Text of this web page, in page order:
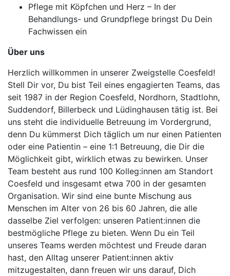
Pflege mit Köpfchen und Herz – In der
Behandlungs- und Grundpflege bringst Du Dein
Fachwissen ein
Über uns
Herzlich willkommen in unserer Zweigstelle Coesfeld!
Stell Dir vor, Du bist Teil eines engagierten Teams, das
seit 1987 in der Region Coesfeld, Nordhorn, Stadtlohn,
Suddendorf, Billerbeck und Lüdinghausen tätig ist. Bei
uns steht die individuelle Betreuung im Vordergrund,
denn Du kümmerst Dich täglich um nur einen Patienten
oder eine Patientin – eine 1:1 Betreuung, die Dir die
Möglichkeit gibt, wirklich etwas zu bewirken. Unser
Team besteht aus rund 100 Kolleg:innen am Standort
Coesfeld und insgesamt etwa 700 in der gesamten
Organisation. Wir sind eine bunte Mischung aus
Menschen im Alter von 26 bis 60 Jahren, die alle
dasselbe Ziel verfolgen: unseren Patient:innen die
bestmögliche Pflege zu bieten. Wenn Du ein Teil
unseres Teams werden möchtest und Freude daran
hast, den Alltag unserer Patient:innen aktiv
mitzugestalten, dann freuen wir uns darauf, Dich